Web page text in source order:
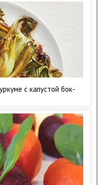
с капустой бок-